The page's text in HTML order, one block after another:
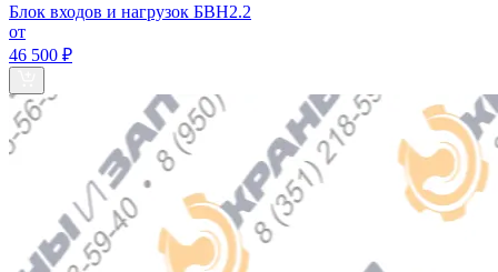
Блок входов и нагрузок БВН2.2
от
46 500 ₽